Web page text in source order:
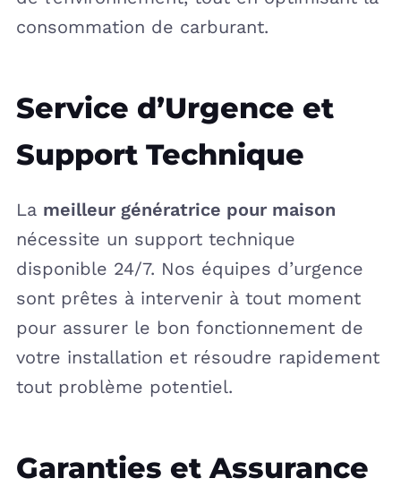
consommation de carburant.
Service d’Urgence et
Support Technique
La meilleur génératrice pour maison
nécessite un support technique
disponible 24/7. Nos équipes d’urgence
sont prêtes à intervenir à tout moment
pour assurer le bon fonctionnement de
votre installation et résoudre rapidement
tout problème potentiel.
Garanties et Assurance